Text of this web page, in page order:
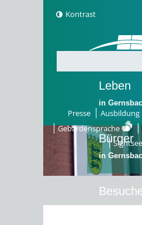
Kontrast
Presse Ausbildung
Gebärdensprache
Leben
in
Bürger
in